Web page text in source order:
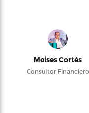
Moises Cortés
Consultor Financiero